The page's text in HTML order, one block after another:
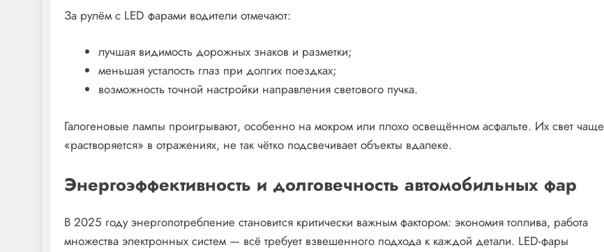
За рулём с LED фарами водители отмечают:
лучшая видимость дорожных знаков и разметки;
меньшая усталость глаз при долгих поездках;
возможность точной настройки направления светового пучка.
Галогеновые лампы проигрывают, особенно на мокром или плохо освещённом асфальте. Их свет чаще
«растворяется» в отражениях, не так чётко подсвечивает объекты вдалеке.
Энергоэффективность и долговечность автомобильных фар
В 2025 году энергопотребление становится критически важным фактором: экономия топлива, работа
множества электронных систем — всё требует взвешенного подхода к каждой детали. LED-фары